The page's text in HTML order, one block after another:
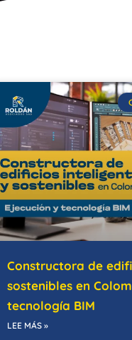
Constructora de
sostenibles en
tecnología BIM
LEE MÁS »